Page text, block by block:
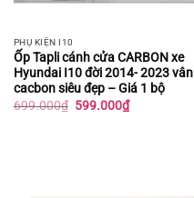
PHỤ KIỆN I10
Ốp Tapli cánh cửa CARBON xe
Hyundai I10 đời 2014- 2023 vân
cacbon siêu đẹp – Giá 1 bộ
699.000₫ Giá
599.000₫Giá
hiện